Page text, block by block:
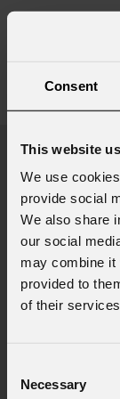
Consent
This website
We use
provide social
We also share
our social
may combine it
provided to
of their
Selection
Necessary
vedi
Prodotti in